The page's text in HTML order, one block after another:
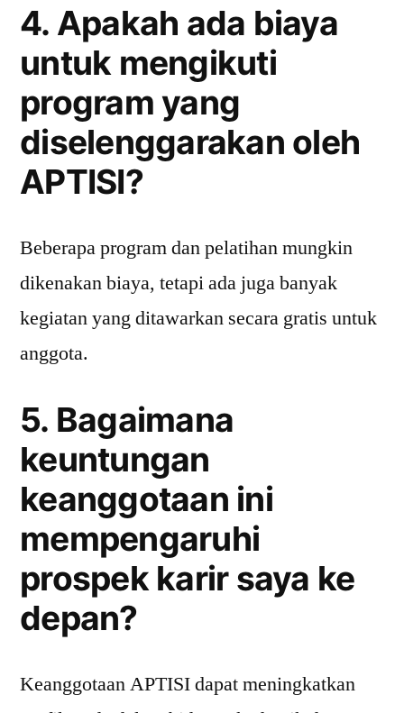
4. Apakah ada biaya
untuk mengikuti
program yang
diselenggarakan oleh
APTISI?
Beberapa program dan pelatihan mungkin
dikenakan biaya, tetapi ada juga banyak
kegiatan yang ditawarkan secara gratis untuk
anggota.
5. Bagaimana
keuntungan
keanggotaan ini
mempengaruhi
prospek karir saya ke
depan?
Keanggotaan APTISI dapat meningkatkan